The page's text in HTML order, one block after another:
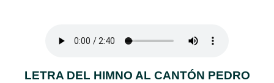
LETRA DEL HIMNO AL CANTÓN PEDRO